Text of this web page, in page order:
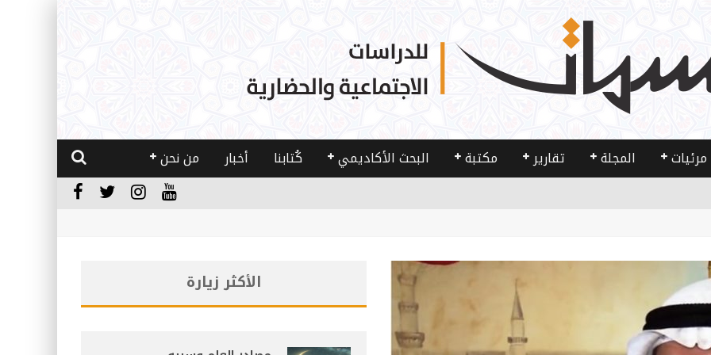
مرئيات المجلة تقارير مكتبة البحث الأكاديمي كُتابنا أخبار من نحن
الأكثر زيارة